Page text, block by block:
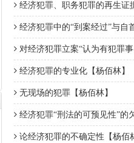
经济犯罪、职务犯罪的再生证
经济犯罪中的“到案经过”与自
对经济犯罪立案“认为有犯罪
经济犯罪的专业化【杨佰林】
无现场的犯罪【杨佰林】
经济犯罪“刑法的可预见性”的
论经济犯罪的不确定性【杨佰